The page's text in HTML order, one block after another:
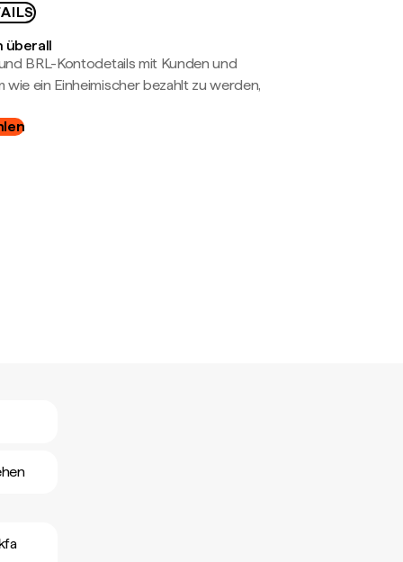
überall
und BRL-Kontodetails mit Kunden und
wie ein Einheimischer bezahlt zu werden,